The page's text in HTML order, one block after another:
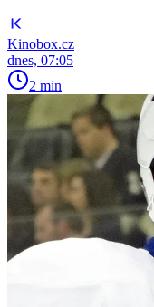
Kinobox.cz
dnes, 07:05
2 min